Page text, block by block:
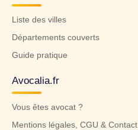
Liste des villes
Départements couverts
Guide pratique
Avocalia.fr
Vous êtes avocat ?
Mentions légales, CGU & Contact